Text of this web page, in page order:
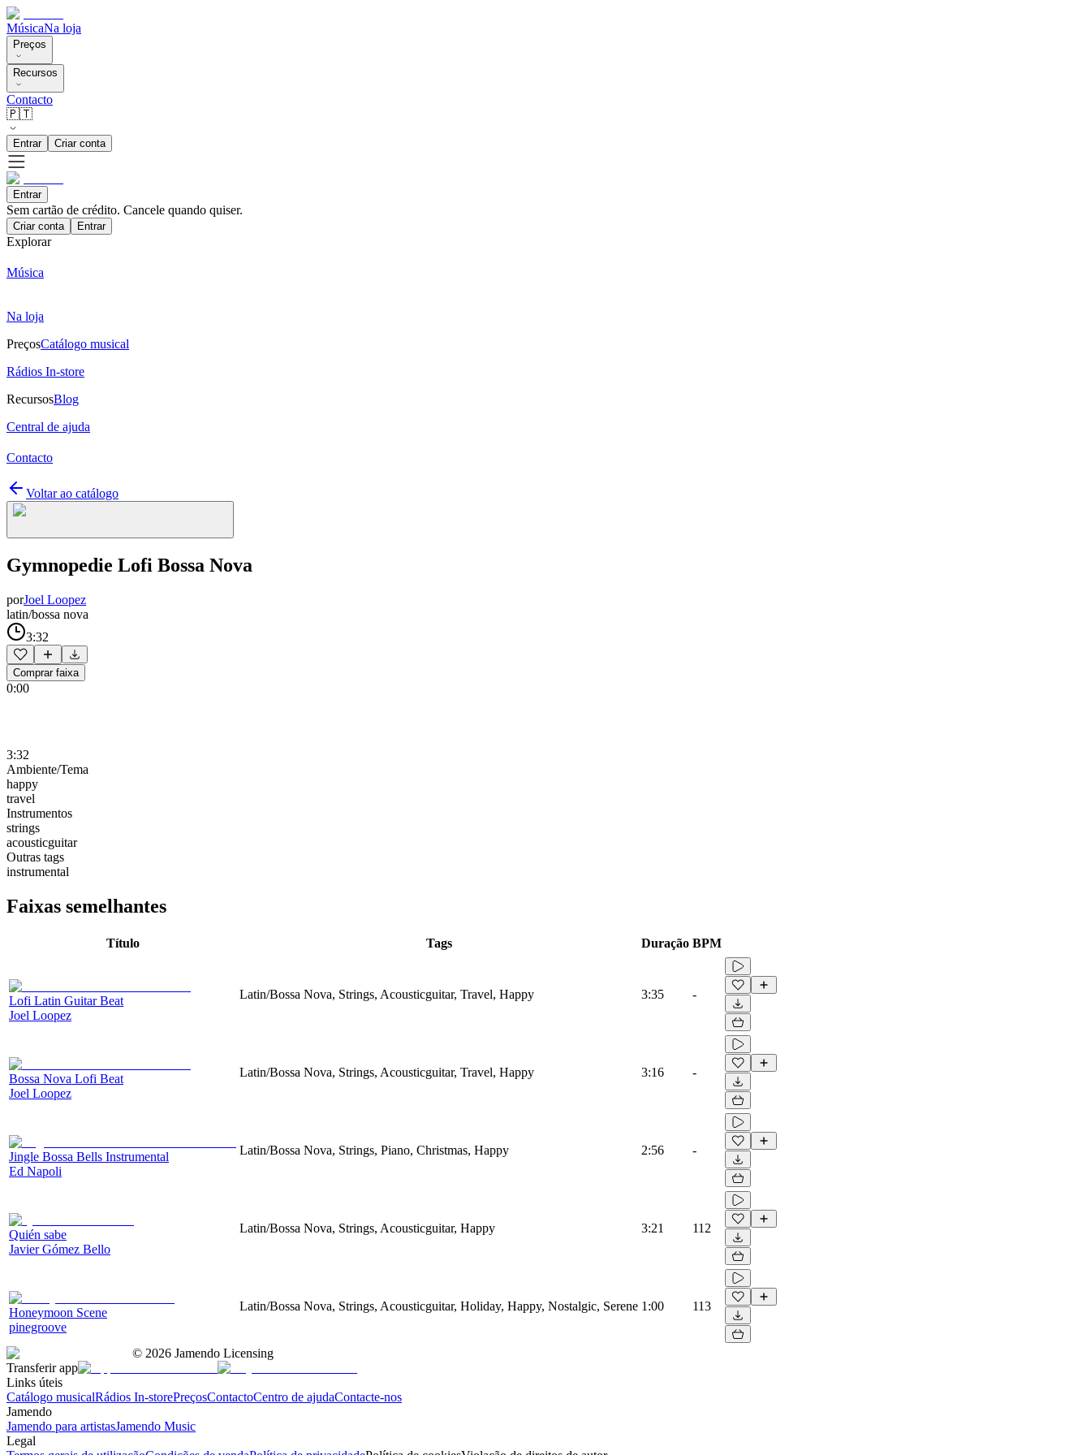
MúsicaNa loja
Preços
Recursos
Contacto
🇵🇹
Entrar Criar conta
Entrar
Sem cartão de crédito. Cancele quando quiser.
Criar conta Entrar
Explorar
Música
Na loja
PreçosCatálogo musical
Rádios In-store
RecursosBlog
Central de ajuda
Contacto
Voltar ao catálogo
Gymnopedie Lofi Bossa Nova
porJoel Loopez
latin/bossa nova
3:32
Comprar faixa
0:00
3:32
Ambiente/Tema
happy
travel
Instrumentos
strings
acousticguitar
Outras tags
instrumental
Faixas semelhantes
Título Tags Duração BPM
Lofi Latin Guitar Beat
Joel Loopez
Latin/Bossa Nova, Strings, Acousticguitar, Travel, Happy 3:35 -
Bossa Nova Lofi Beat
Joel Loopez
Latin/Bossa Nova, Strings, Acousticguitar, Travel, Happy 3:16 -
Jingle Bossa Bells Instrumental
Ed Napoli
Latin/Bossa Nova, Strings, Piano, Christmas, Happy 2:56 -
Quién sabe
Javier Gómez Bello
Latin/Bossa Nova, Strings, Acousticguitar, Happy 3:21 112
Honeymoon Scene
pinegroove
Latin/Bossa Nova, Strings, Acousticguitar, Holiday, Happy, Nostalgic, Serene 1:00 113
© 2026 Jamendo Licensing
Transferir app
Links úteis
Catálogo musicalRádios In-storePreçosContactoCentro de ajudaContacte-nos
Jamendo
Jamendo para artistasJamendo Music
Legal